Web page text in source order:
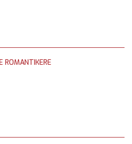
ROMANTIKERE